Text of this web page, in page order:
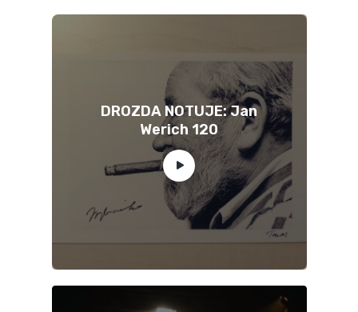
DROZDA NOTUJE: Jan
Werich 120